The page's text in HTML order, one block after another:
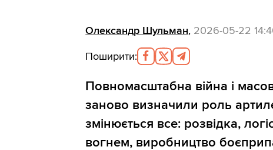
Олександр Шульман, 2026-05-22
Поширити:
Повномасштабна війна і
заново визначили роль
змінюється все: розвідка,
вогнем, виробництво